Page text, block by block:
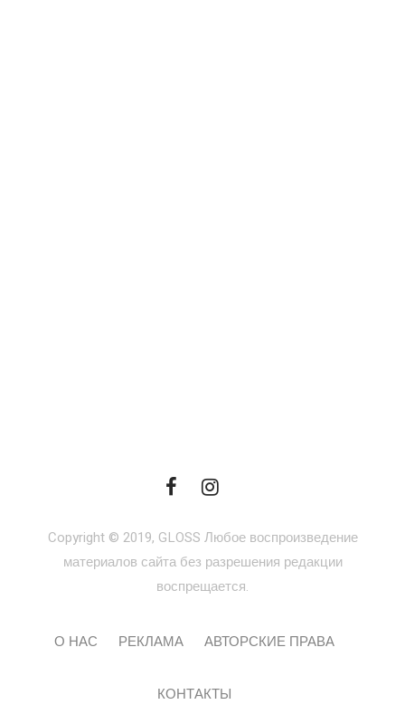
Copyright © 2019, GLOSS Любое воспроизведение
материалов сайта без разрешения редакции
воспрещается.
О НАС РЕКЛАМА АВТОРСКИЕ ПРАВА
КОНТАКТЫ